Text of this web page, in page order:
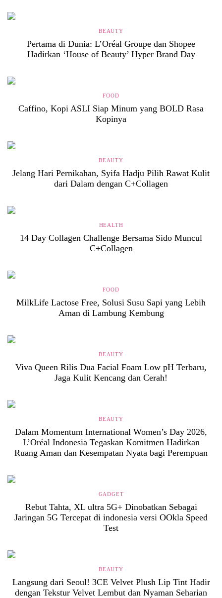
BEAUTY
Pertama di Dunia: L’Oréal Groupe dan Shopee
Hadirkan ‘House of Beauty’ Hyper Brand Day
FOOD
Caffino, Kopi ASLI Siap Minum yang BOLD Rasa
Kopinya
BEAUTY
Jelang Hari Pernikahan, Syifa Hadju Pilih Rawat Kulit
dari Dalam dengan C+Collagen
HEALTH
14 Day Collagen Challenge Bersama Sido Muncul
C+Collagen
FOOD
MilkLife Lactose Free, Solusi Susu Sapi yang Lebih
Aman di Lambung Kembung
BEAUTY
Viva Queen Rilis Dua Facial Foam Low pH Terbaru,
Jaga Kulit Kencang dan Cerah!
BEAUTY
Dalam Momentum International Women’s Day 2026,
L’Oréal Indonesia Tegaskan Komitmen Hadirkan
Ruang Aman dan Kesempatan Nyata bagi Perempuan
GADGET
Rebut Tahta, XL ultra 5G+ Dinobatkan Sebagai
Jaringan 5G Tercepat di indonesia versi OOkla Speed
Test
BEAUTY
Langsung dari Seoul! 3CE Velvet Plush Lip Tint Hadir
dengan Tekstur Velvet Lembut dan Nyaman Seharian